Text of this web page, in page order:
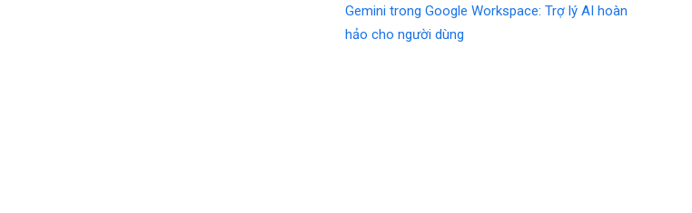
Gemini trong Google Workspace: Trợ lý AI hoàn
hảo cho người dùng